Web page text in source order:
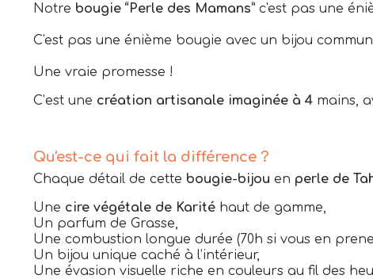
Notre bougie “Perle des Mamans” c'est pas une
C'est pas une énième bougie avec un bijou
Une vraie promesse !
C’est une création artisanale imaginée à 4 mains,
Qu'est-ce qui fait la différence ?
Chaque détail de cette bougie-bijou en perle de
Une cire végétale de Karité haut de gamme,
Un parfum de Grasse,
Une combustion longue durée (70h si vous en
Un bijou unique caché à l’intérieur,
Une évasion visuelle riche en couleurs au fil des